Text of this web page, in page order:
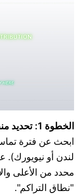
الخطوة 1: تحديد منطقة التراكم
ابحث عن فترة
لندن أو
محدد من الأعلى
"نطاق التراكم".